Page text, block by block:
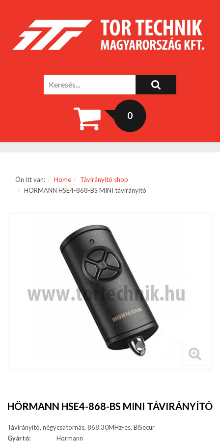
0
Ön itt van: Home
Távirányító shop
HÖRMANN HSE4-868-BS MINI távirányító
HÖRMANN HSE4-868-BS MINI TÁVIRÁNYÍTÓ
Távirányító, négycsatornás, 868.30MHz-es, BiSecur
Gyártó:
Hörmann